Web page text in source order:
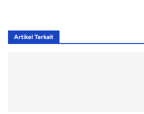
Artikel Terkait